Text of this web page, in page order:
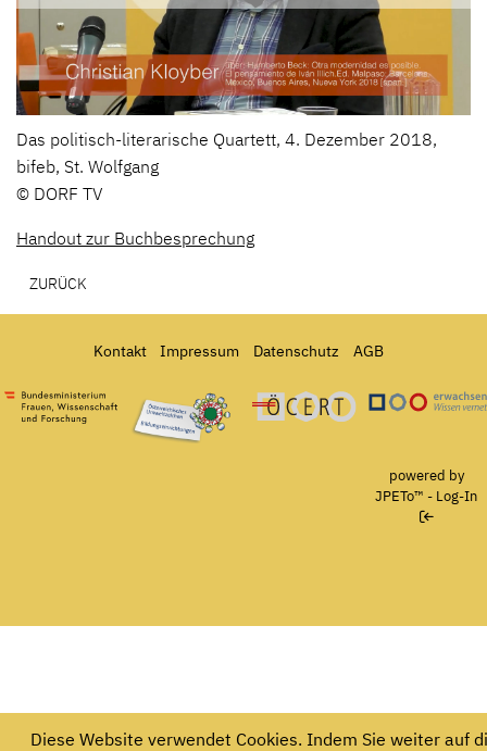
Das politisch-literarische Quartett, 4. Dezember 2018,
bifeb, St. Wolfgang
© DORF TV
Handout zur Buchbesprechung
ZURÜCK
Kontakt Impressum Datenschutz AGB
Bundesministerium für Frauen, Wissenschaft und Forschung
Österreichisches Umweltzeichen für
Ö-Cert
powered by
JPETo™ - Log-In
Diese Website verwendet Cookies. Indem Sie weiter auf